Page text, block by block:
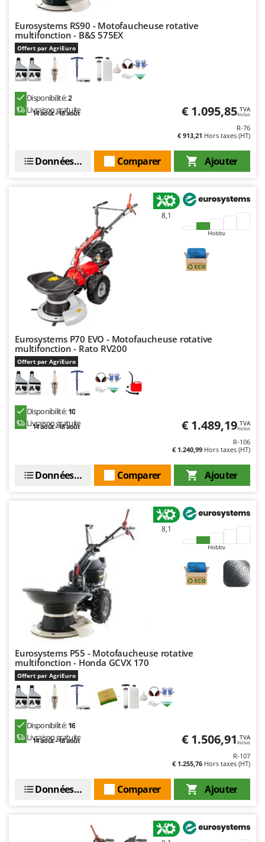
Stiga
Stocker
Sunseeker
T
Tecla
TecnoGen
Tellarini Pompe
Tineco
Trev - Abrek - TecnoVIR
Troy-Bilt
Udor
Unger
V
Verdemax
Vesco
Volpi
W
Waldner
Wiper EcoRobot
Yard Force
Zanon
Zephir
ZGrills
Zodiac
Zomax
Eurosystems RS90 - Motofaucheuse rotative
multifonction - B&S 575EX
Offert par AgriEuro
Disponibilité:2
Livraison gratuite
14 août - 18 août € 1.095,85 TVA
Inclus
R-76
€ 913,21 Hors taxes (HT)
Ajouter
Comparer
Données techniques
8,1
Hobby
Eurosystems P70 EVO - Motofaucheuse rotative
multifonction - Rato RV200
Offert par AgriEuro
Disponibilité:10
Livraison gratuite
14 août - 18 août € 1.489,19 TVA
Inclus
R-106
€ 1.240,99 Hors taxes (HT)
Ajouter
Comparer
Données techniques
8,1
Hobby
Eurosystems P55 - Motofaucheuse rotative
multifonction - Honda GCVX 170
Offert par AgriEuro
Disponibilité:16
Livraison gratuite
14 août - 18 août € 1.506,91 TVA
Inclus
R-107
€ 1.255,76 Hors taxes (HT)
Ajouter
Comparer
Données techniques